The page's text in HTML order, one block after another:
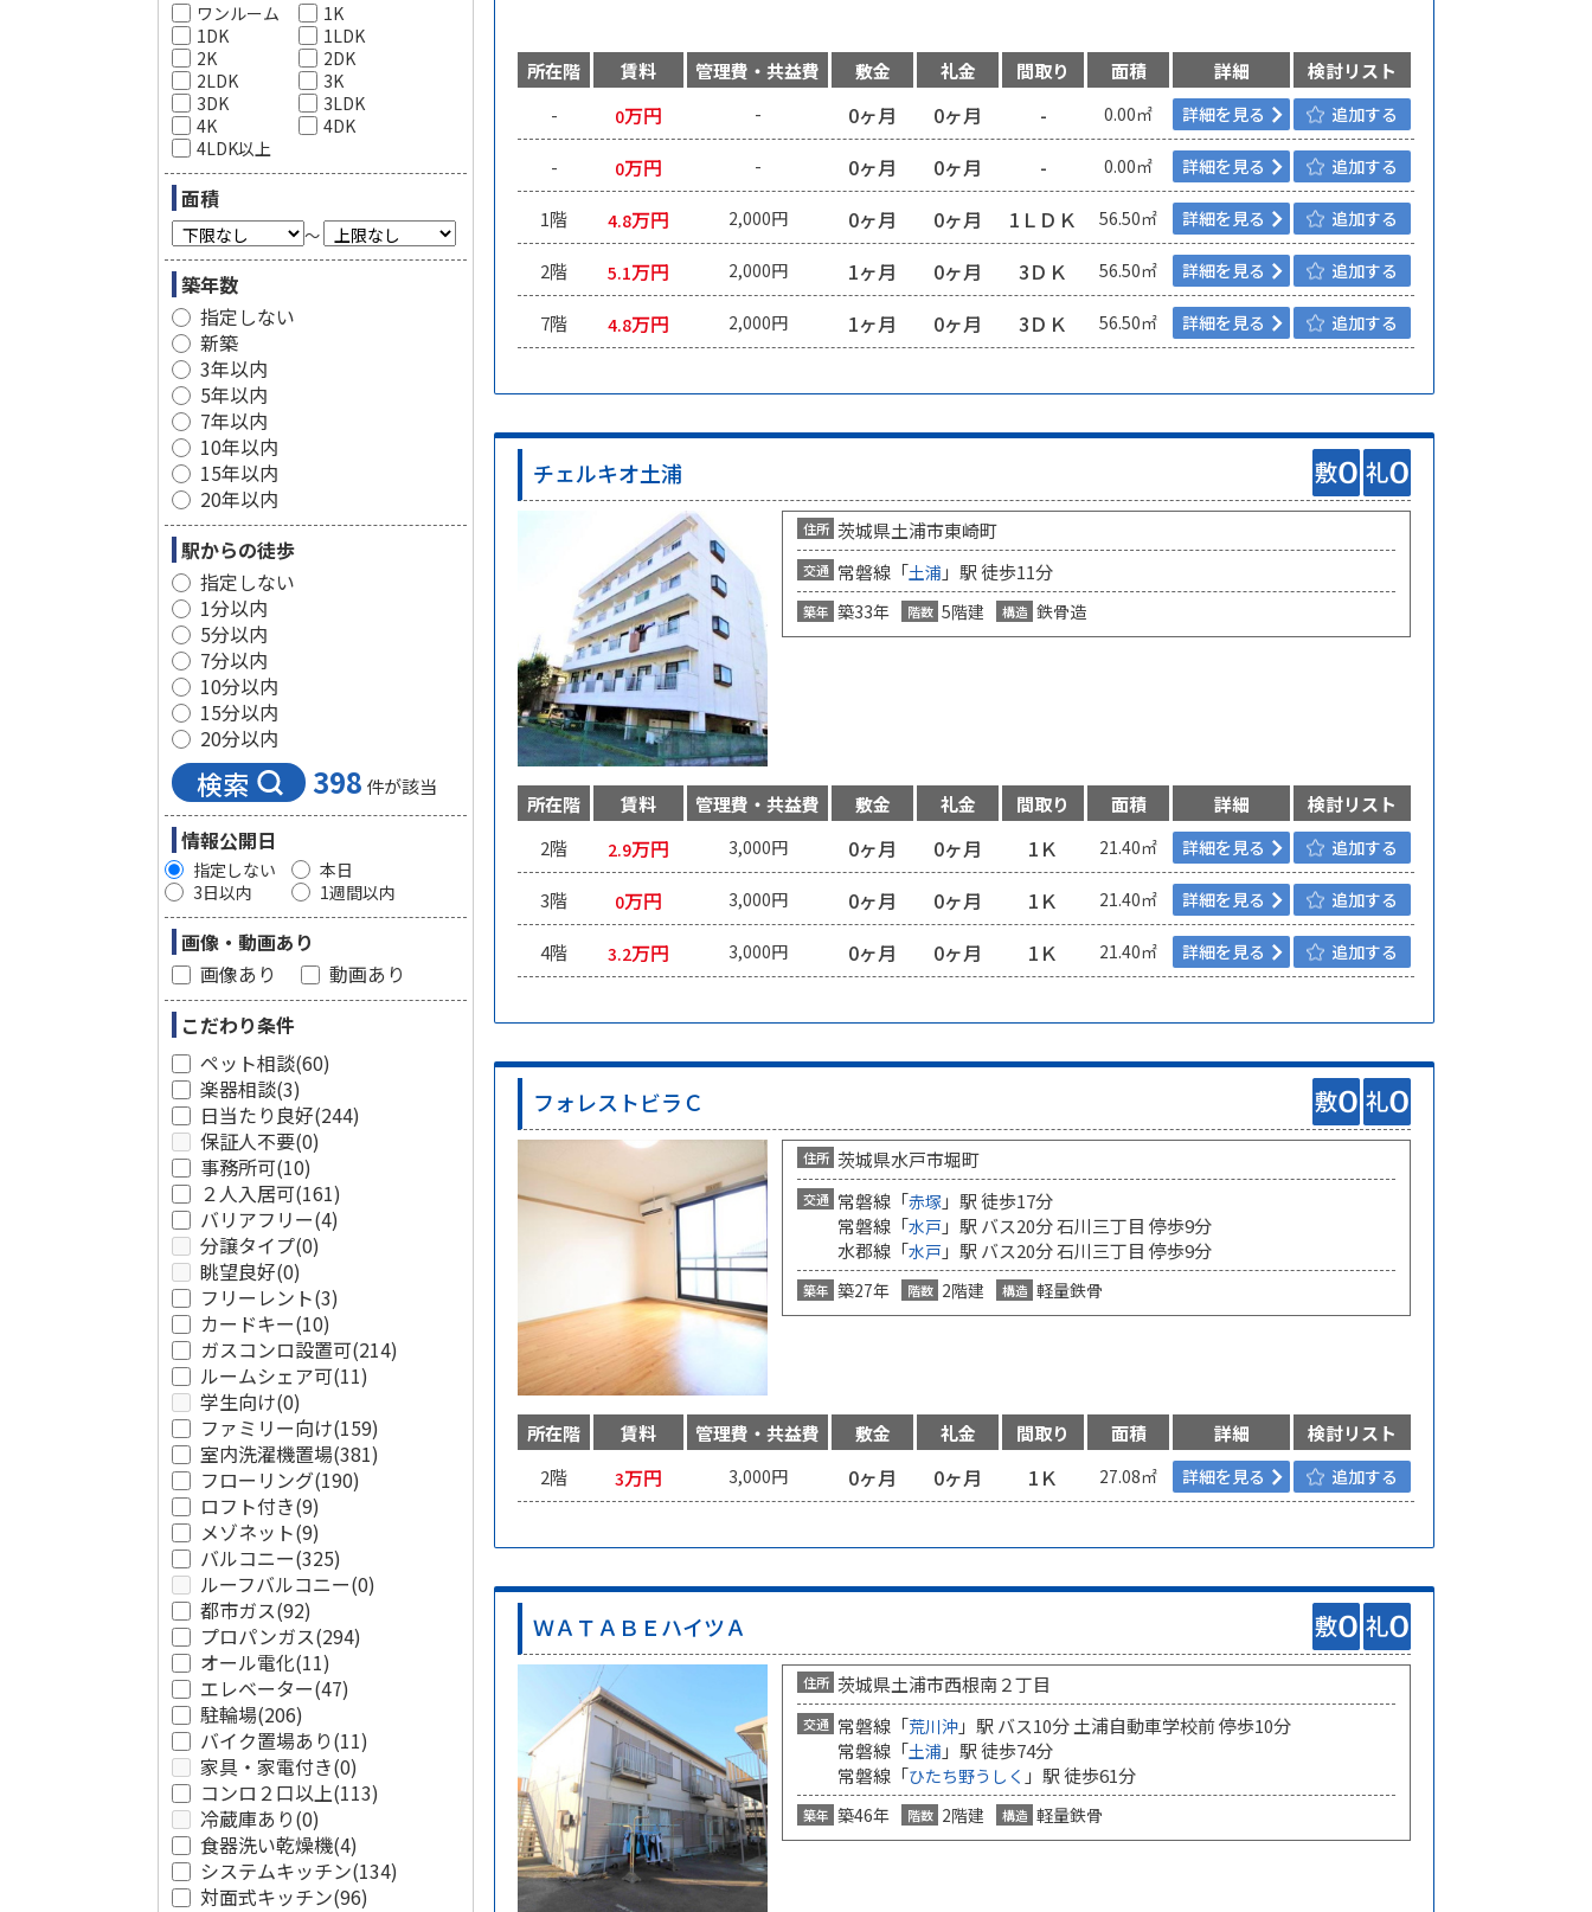
ワンルーム
1K
1DK
1LDK
2K
2DK
2LDK
3K
3DK
3LDK
4K
4DK
4LDK以上
面積
～
築年数
指定しない
新築
3年以内
5年以内
7年以内
10年以内
15年以内
20年以内
駅からの徒歩
指定しない
1分以内
5分以内
7分以内
10分以内
15分以内
20分以内
検索 398 件が該当
情報公開日
指定しない
本日
3日以内
1週間以内
画像・動画あり
画像あり
動画あり
こだわり条件
ペット相談(60)
楽器相談(3)
日当たり良好(244)
保証人不要(0)
事務所可(10)
２人入居可(161)
バリアフリー(4)
分譲タイプ(0)
眺望良好(0)
フリーレント(3)
カードキー(10)
ガスコンロ設置可(214)
ルームシェア可(11)
学生向け(0)
ファミリー向け(159)
室内洗濯機置場(381)
フローリング(190)
ロフト付き(9)
メゾネット(9)
バルコニー(325)
ルーフバルコニー(0)
都市ガス(92)
プロパンガス(294)
オール電化(11)
エレベーター(47)
駐輪場(206)
バイク置場あり(11)
家具・家電付き(0)
コンロ２口以上(113)
冷蔵庫あり(0)
食器洗い乾燥機(4)
システムキッチン(134)
対面式キッチン(96)
所在階 賃料 管理費・共益費 敷金 礼金 間取り 面積 詳細
検討リスト
-
0万円 - 0ヶ月 0ヶ月 - 0.00㎡ 詳細を見る 追加する
- 0万円 - 0ヶ月 0ヶ月 - 0.00㎡ 詳細を見る 追加する
1階 4.8万円 2,000円 0ヶ月 0ヶ月 1ＬＤＫ 56.50㎡ 詳細を見る 追加する
2階 5.1万円 2,000円 1ヶ月 0ヶ月 3ＤＫ 56.50㎡ 詳細を見る 追加する
7階 4.8万円 2,000円 1ヶ月 0ヶ月 3ＤＫ 56.50㎡ 詳細を見る 追加する
チェルキオ土浦
住所 茨城県土浦市東崎町
交通 常磐線「土浦 」駅 徒歩11分
築年 築33年 階数 5階建 構造 鉄骨造
所在階 賃料 管理費・共益費 敷金 礼金 間取り 面積 詳細
検討リスト
2階
2.9万円 3,000円 0ヶ月 0ヶ月 1Ｋ 21.40㎡ 詳細を見る 追加する
3階 0万円 3,000円 0ヶ月 0ヶ月 1Ｋ 21.40㎡ 詳細を見る 追加する
4階 3.2万円 3,000円 0ヶ月 0ヶ月 1Ｋ 21.40㎡ 詳細を見る 追加する
フォレストビラＣ
住所 茨城県水戸市堀町
交通 常磐線「赤塚 」駅 徒歩17分
常磐線「水戸 」駅 バス20分 石川三丁目 停歩9分
水郡線「水戸 」駅 バス20分 石川三丁目 停歩9分
築年 築27年 階数 2階建 構造 軽量鉄骨
所在階 賃料 管理費・共益費 敷金 礼金 間取り 面積 詳細
検討リスト
2階
3万円 3,000円 0ヶ月 0ヶ月 1Ｋ 27.08㎡ 詳細を見る 追加する
ＷＡＴＡＢＥハイツＡ
住所 茨城県土浦市西根南２丁目
交通 常磐線「荒川沖 」駅 バス10分 土浦自動車学校前 停歩10分
常磐線「土浦 」駅 徒歩74分
常磐線「ひたち野うしく 」駅 徒歩61分
築年 築46年 階数 2階建 構造 軽量鉄骨